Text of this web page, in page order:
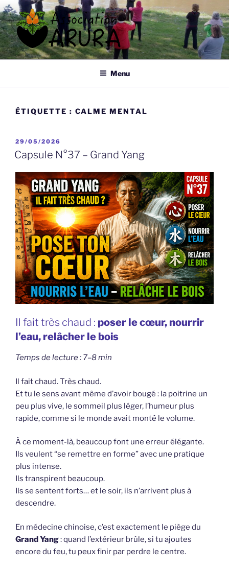
Aller
au
contenu
principal
ARURA
Qi Gong à Tours
Menu
ÉTIQUETTE : CALME MENTAL
PUBLIÉ
LE
29/05/2026
Capsule N°37 – Grand Yang
Il fait très chaud : poser le cœur, nourrir
l’eau, relâcher le bois
Temps de lecture : 7–8 min
Il fait chaud. Très chaud.
Et tu le sens avant même d’avoir bougé : la poitrine un
peu plus vive, le sommeil plus léger, l’humeur plus
rapide, comme si le monde avait monté le volume.
À ce moment-là, beaucoup font une erreur élégante.
Ils veulent “se remettre en forme” avec une pratique
plus intense.
Ils transpirent beaucoup.
Ils se sentent forts… et le soir, ils n’arrivent plus à
descendre.
En médecine chinoise, c’est exactement le piège du
Grand Yang: quand l’extérieur brûle, si tu ajoutes
encore du feu, tu peux finir par perdre le centre.